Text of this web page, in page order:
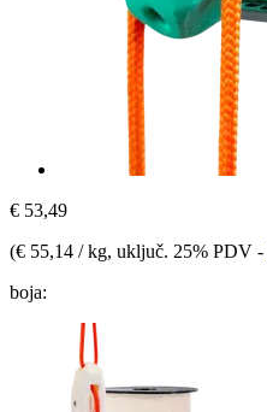
€ 53,49
(€ 55,14 / kg, uključ. 25% PDV -
boja: